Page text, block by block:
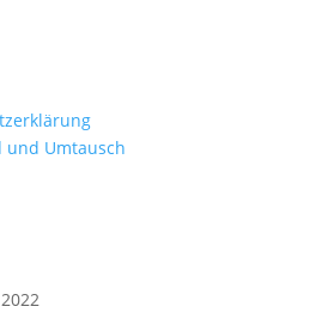
und Umtausch